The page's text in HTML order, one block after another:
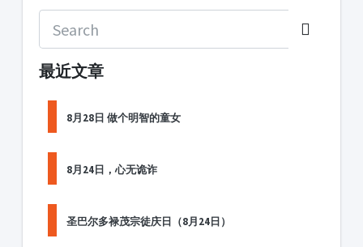
最近文章
8月28日 做个明智的童女
8月24日，心无诡诈
圣巴尔多禄茂宗徒庆日（8月24日）